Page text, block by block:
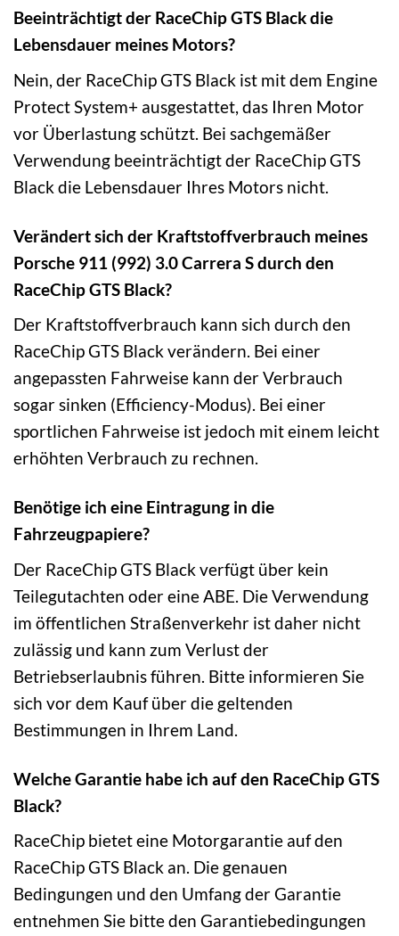
Beeinträchtigt der RaceChip GTS Black die
Lebensdauer meines Motors?
Nein, der RaceChip GTS Black ist mit dem Engine
Protect System+ ausgestattet, das Ihren Motor
vor Überlastung schützt. Bei sachgemäßer
Verwendung beeinträchtigt der RaceChip GTS
Black die Lebensdauer Ihres Motors nicht.
Verändert sich der Kraftstoffverbrauch meines
Porsche 911 (992) 3.0 Carrera S durch den
RaceChip GTS Black?
Der Kraftstoffverbrauch kann sich durch den
RaceChip GTS Black verändern. Bei einer
angepassten Fahrweise kann der Verbrauch
sogar sinken (Efficiency-Modus). Bei einer
sportlichen Fahrweise ist jedoch mit einem leicht
erhöhten Verbrauch zu rechnen.
Benötige ich eine Eintragung in die
Fahrzeugpapiere?
Der RaceChip GTS Black verfügt über kein
Teilegutachten oder eine ABE. Die Verwendung
im öffentlichen Straßenverkehr ist daher nicht
zulässig und kann zum Verlust der
Betriebserlaubnis führen. Bitte informieren Sie
sich vor dem Kauf über die geltenden
Bestimmungen in Ihrem Land.
Welche Garantie habe ich auf den RaceChip GTS
Black?
RaceChip bietet eine Motorgarantie auf den
RaceChip GTS Black an. Die genauen
Bedingungen und den Umfang der Garantie
entnehmen Sie bitte den Garantiebedingungen